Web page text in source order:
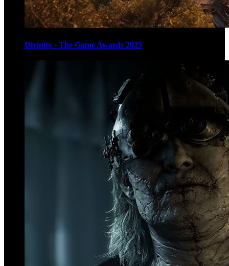
Divinity - The Game Awards 2025